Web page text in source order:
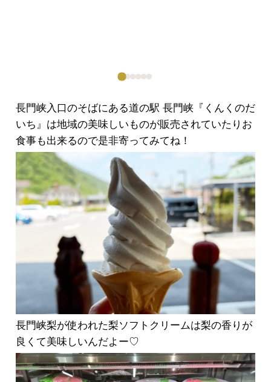
長門峡入口のそばにある道の駅 長門峡『くんくのだ
いち』は地域の美味しいものが販売されていたりお
食事も出来るので是非寄ってみてね！
長門峡梨が使われた梨ソフトクリームは梨の香りが
良くて美味しいんだよー♡